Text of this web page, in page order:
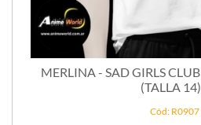
MERLINA - SAD GIRLS
(TALLA
Cód: R0907